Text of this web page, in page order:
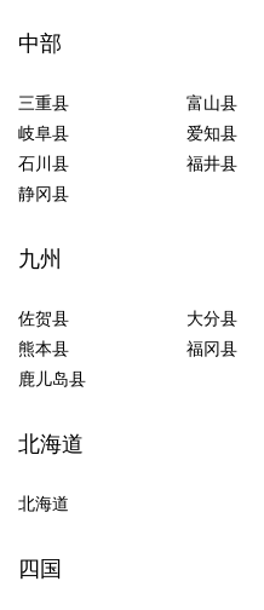
中部
三重县 富山县
岐阜县
爱知县
石川县
福井县
静冈县
九州
佐贺县 大分县
熊本县
福冈县
鹿儿岛县
北海道
北海道
四国